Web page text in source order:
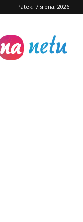
Pátek, 7 srpna, 2026